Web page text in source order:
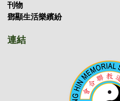
刊物
鄧顯生活樂繽紛
連結